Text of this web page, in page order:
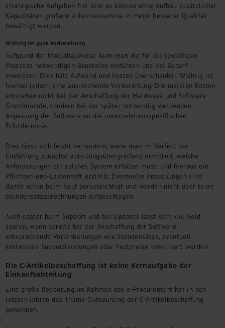
strategische Aufgaben frei bzw. es können ohne Aufbau zusätzlicher
Kapazitäten größere Arbeitsvolumina in meist besserer Qualität
bewältigt werden.
Wichtig ist gute Vorbereitung
Aufgrund der Modulbauweise kann man die für die jeweiligen
Prozesse notwendigen Bausteine einführen und bei Bedarf
erweitern. Dies hält Aufwand und Kosten überschaubar. Wichtig ist
hierbei jedoch eine ausreichende Vorbereitung. Die meisten Kosten
entstehen nicht bei der Anschaffung der Hardware und Software-
Grundmodule, sondern bei der später notwendig werdenden
Anpassung der Software an die unternehmensspezifischen
Erfordernisse.
Dies lässt sich leicht verhindern, wenn man im Vorfeld der
Einführung zunächst abteilungsübergreifend ermittelt, welche
Anforderungen ein solches System erfüllen muss, und hieraus ein
Pflichten-und-Lastenheft erstellt. Eventuelle Anpassungen sind
damit schon beim Kauf berücksichtigt und werden nicht über teure
Stundensatzabrechnungen aufgeschlagen.
Auch später beim Support und bei Updates lässt sich viel Geld
sparen, wenn bereits bei der Anschaffung der Software
entsprechende Vereinbarungen wie Stundensätze, eventuell
kostenlose Supportleistungen oder Festpreise vereinbart werden.
Die C-Artikelbeschaffung ist keine Kernaufgabe der
Einkaufsabteilung
Eine große Bedeutung im Rahmen des e-Procurement hat in den
letzten Jahren das Thema Outsourcing der C-Artikelbeschaffung
gewonnen.